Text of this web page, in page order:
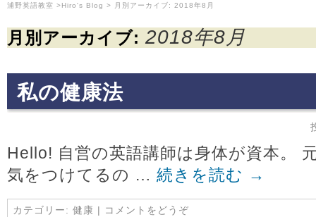
浦野英語教室 >Hiro's Blog > 月別アーカイブ: 2018年8月
月別アーカイブ: 2018年8月
私の健康法
Hello! 自営の英語講師は身体が資本。
気をつけてるの … 続きを読む →
カテゴリー: 健康 | コメントをどうぞ